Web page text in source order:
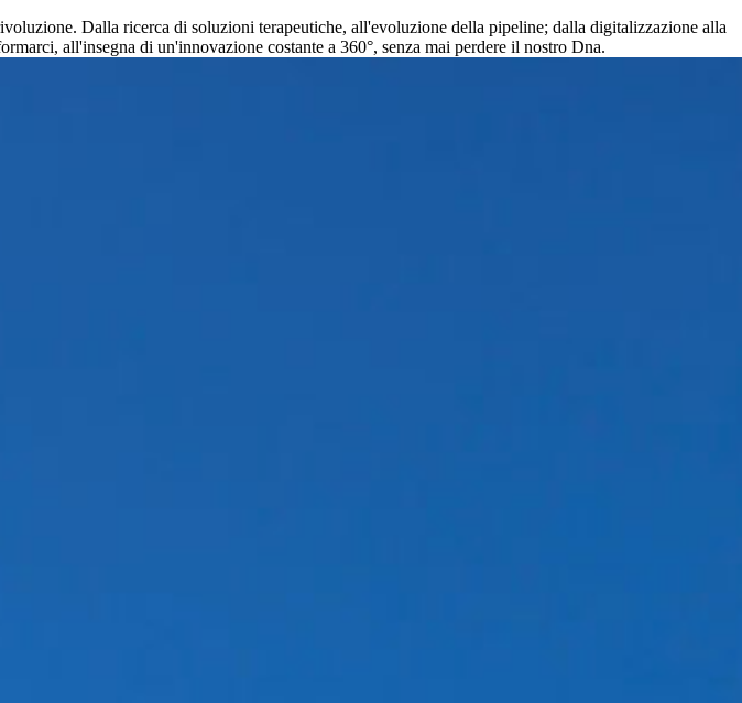
Dalla ricerca di soluzioni terapeutiche, all'evoluzione della pipeline; dalla digitalizzazione alla
all'insegna di un'innovazione costante a 360°, senza mai perdere il nostro Dna.